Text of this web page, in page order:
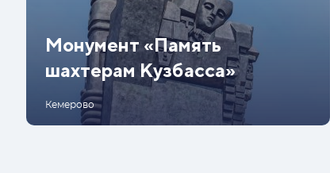
Монумент «Память
шахтерам Кузбасса»
Кемерово